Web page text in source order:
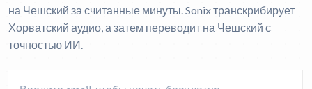
на Чешский за считанные минуты. Sonix транскрибирует
Хорватский аудио, а затем переводит на Чешский с
точностью ИИ.